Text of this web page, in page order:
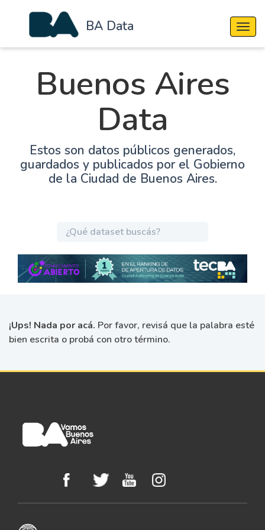
BA Data
Buenos Aires
Data
Estos son datos públicos generados,
guardados y publicados por el Gobierno
de la Ciudad de Buenos Aires.
¡Ups! Nada por acá. Por favor, revisá que la palabra esté
bien escrita o probá con otro término.